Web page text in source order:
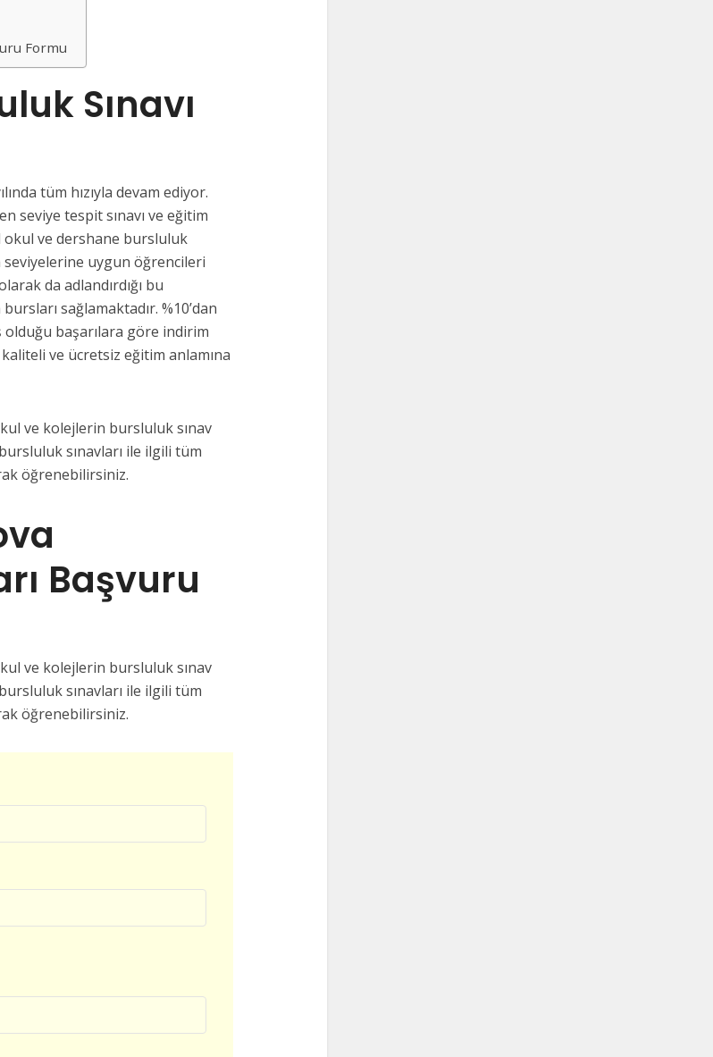
Formu
Sınavı
tüm hızıyla devam ediyor.
seviye tespit sınavı ve eğitim
okul ve dershane bursluluk
seviyelerine uygun öğrencileri
da adlandırdığı bu
sağlamaktadır. %10’dan
başarılara göre indirim
ve ücretsiz eğitim anlamına
ve kolejlerin bursluluk sınav
sınavları ile ilgili tüm
öğrenebilirsiniz.
Başvuru
ve kolejlerin bursluluk sınav
sınavları ile ilgili tüm
öğrenebilirsiniz.